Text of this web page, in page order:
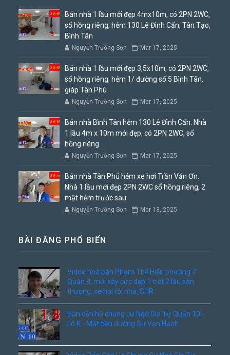
Bán nhà 1 lầu mới đẹp 4mx10m, có 2PN 2WC,
sổ hồng riêng, hẻm 130 Lê Đình Cẩn, Tân Tạo,
Bình Tân
Nguyễn Trường Sơn Mar 17, 2025
Bán nhà 1 lầu mới đẹp 3,5x10m, có 2PN 2WC,
sổ hồng riêng, hẻm 1/ đường số 5 Bình Tân,
giáp Tân Phú
Nguyễn Trường Sơn Mar 17, 2025
Bán nhà Bình Tân hẻm 130 Lê Đình Cẩn. Nhà
1 lầu 4m x 10m mới đẹp, có 2PN 2WC, sổ
hồng riêng
Nguyễn Trường Sơn Mar 17, 2025
Bán nhà Tân Phú hẻm xe hơi Trần Văn Ơn.
Nhà 1 lầu mới đẹp 2PN 2WC sổ hồng riêng, 2
mặt hẻm trước sau
Nguyễn Trường Sơn Mar 13, 2025
BÀI ĐĂNG PHỔ BIẾN
Video nhà bán Phạm Thế Hiển phường 7
Quận 8, mới xây cực đẹp 1 trệt 2 lầu sân
thượng, xe hơi tới nhà, SHR
Bán căn hộ chung cư Ngô Gia Tự Quận 10 -
Lô K - Mặt tiền đường Sư Vạn Hạnh